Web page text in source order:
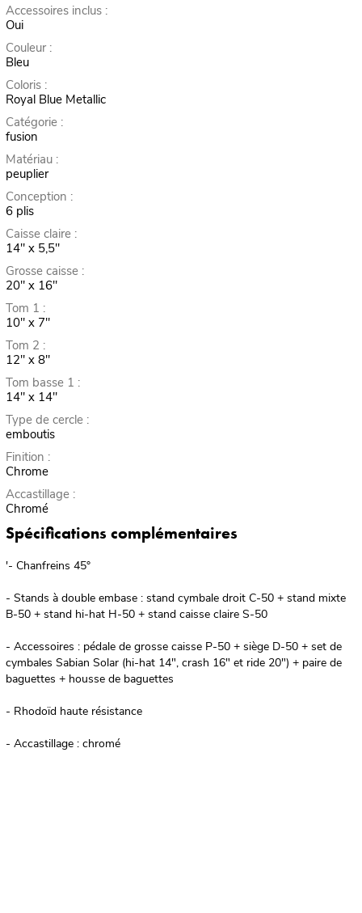
Accessoires inclus :
Oui
Couleur :
Bleu
Coloris :
Royal Blue Metallic
Catégorie :
fusion
Matériau :
peuplier
Conception :
6 plis
Caisse claire :
14" x 5,5"
Grosse caisse :
20" x 16"
Tom 1 :
10" x 7"
Tom 2 :
12" x 8"
Tom basse 1 :
14" x 14"
Type de cercle :
emboutis
Finition :
Chrome
Accastillage :
Chromé
Spécifications complémentaires
'- Chanfreins 45°
- Stands à double embase : stand cymbale droit C-50 + stand mixte
B-50 + stand hi-hat H-50 + stand caisse claire S-50
- Accessoires : pédale de grosse caisse P-50 + siège D-50 + set de
cymbales Sabian Solar (hi-hat 14", crash 16" et ride 20") + paire de
baguettes + housse de baguettes
- Rhodoïd haute résistance
- Accastillage : chromé